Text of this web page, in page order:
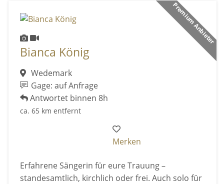
Premium Anbieter
Bianca König
Wedemark
Gage: auf Anfrage
Antwortet binnen 8h
ca. 65 km entfernt
Merken
Erfahrene Sängerin für eure Trauung –
standesamtlich, kirchlich oder frei. Auch solo für